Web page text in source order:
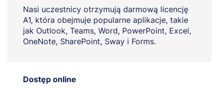
Nasi uczestnicy otrzymują darmową licencję
A1, która obejmuje popularne aplikacje, takie
jak Outlook, Teams, Word, PowerPoint, Excel,
OneNote, SharePoint, Sway i Forms.
Dostęp online